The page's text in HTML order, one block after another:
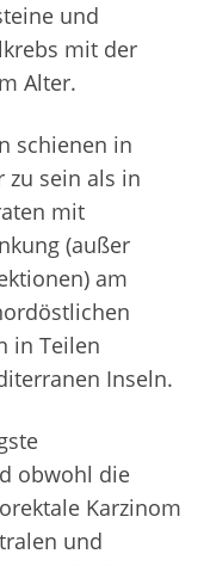
und
mit der
Alter.
schienen in
zu sein als in
mit
(außer
am
in Teilen
Inseln.
obwohl die
Karzinom
und